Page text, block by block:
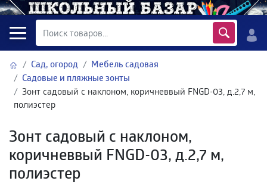
Сад, огород
Мебель садовая
Садовые и пляжные зонты
Зонт садовый с наклоном, коричневвый FNGD-03, д.2,7 м,
полиэстер
Зонт садовый с наклоном,
коричневвый FNGD-03, д.2,7 м,
полиэстер